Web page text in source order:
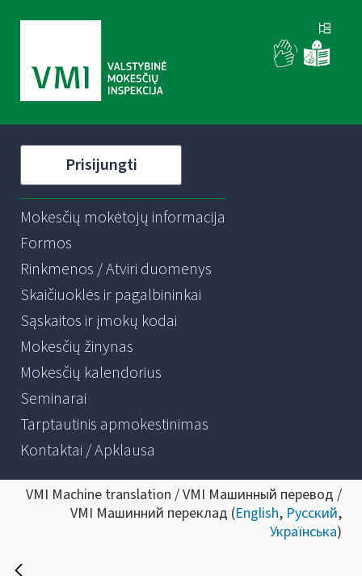
Prisijungti
Mokesčių mokėtojų informacija
Formos
Rinkmenos / Atviri duomenys
Skaičiuoklės ir pagalbininkai
Sąskaitos ir įmokų kodai
Mokesčių žinynas
Mokesčių kalendorius
Seminarai
Tarptautinis apmokestinimas
Kontaktai / Apklausa
VMI Machine translation / VMI Машинный перевод /
VMI Машинний переклад (English, Русский,
Українська)